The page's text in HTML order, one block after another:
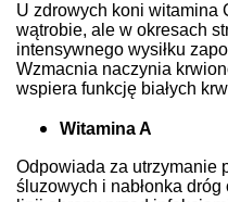
U zdrowych koni witamina
wątrobie, ale w okresach
intensywnego wysiłku
Wzmacnia naczynia
wspiera funkcję białych
Witamina A
Odpowiada za utrzymanie
śluzowych i nabłonka